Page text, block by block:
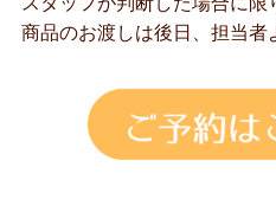
商品のお渡しは後日、担当者